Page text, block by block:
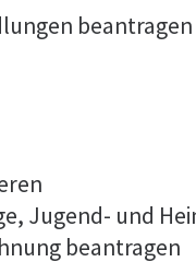
beantragen
Jugend- und
beantragen